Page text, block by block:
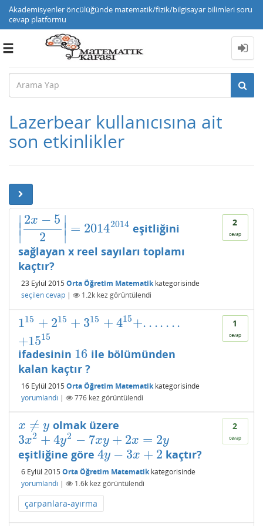
Akademisyenler öncülüğünde matematik/fizik/bilgisayar bilimleri soru
cevap platformu
Toggle
Lazerbear kullanıcısına ait
son etkinlikler
2
cevap
∣
∣
∣
2x − 5
2
∣
∣
∣ = 20142014
|2x−52|= 20142014
eşitliğini
sağlayan x reel sayıları toplamı
kaçtır?
23 Eylül 2015 Orta Öğretim Matematikkategorisinde
seçilen cevap | 1.2k kez görüntülendi
1
cevap
115 + 215 + 315 + 415+. . .. . ..
+1515
115 +2 15+3 15 +415+. ......+1515
ifadesinin 16
16 ile bölümünden
kalan kaçtır ?
16 Eylül 2015 Orta Öğretim Matematikkategorisinde
yorumlandı | 776 kez görüntülendi
2
cevap
x ≠ y
x≠ y olmak üzere
3x2 + 4y2 − 7xy + 2x = 2y
3x2+ 4y 2−7x y+ 2x=2 y
eşitliğine göre 4y − 3x + 2
4y− 3x +2 kaçtır?
6 Eylül 2015 Orta Öğretim Matematikkategorisinde
yorumlandı | 1.6k kez görüntülendi
çarpanlara-ayırma